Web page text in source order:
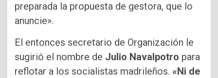
preparada la propuesta de gestora, que lo
anuncie».
El entonces secretario de Organización le
sugirió el nombre de Julio Navalpotro para
reflotar a los socialistas madrileños. «Ni de